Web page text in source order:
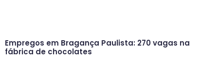
Empregos em Bragança Paulista: 270 vagas na
fábrica de chocolates